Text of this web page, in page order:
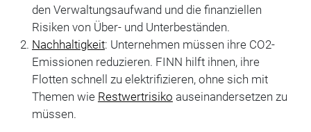
den Verwaltungsaufwand und die finanziellen
Risiken von Über- und Unterbeständen.
Nachhaltigkeit: Unternehmen müssen ihre CO2-
Emissionen reduzieren. FINN hilft ihnen, ihre
Flotten schnell zu elektrifizieren, ohne sich mit
Themen wie Restwertrisiko auseinandersetzen zu
müssen.